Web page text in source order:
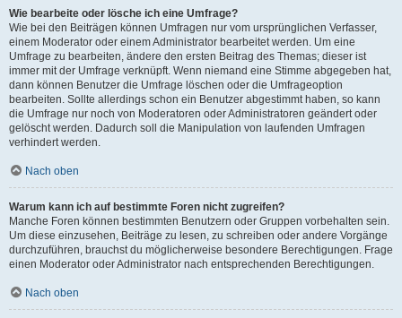
Wie bearbeite oder lösche ich eine Umfrage?
Wie bei den Beiträgen können Umfragen nur vom ursprünglichen Verfasser,
einem Moderator oder einem Administrator bearbeitet werden. Um eine
Umfrage zu bearbeiten, ändere den ersten Beitrag des Themas; dieser ist
immer mit der Umfrage verknüpft. Wenn niemand eine Stimme abgegeben hat,
dann können Benutzer die Umfrage löschen oder die Umfrageoption
bearbeiten. Sollte allerdings schon ein Benutzer abgestimmt haben, so kann
die Umfrage nur noch von Moderatoren oder Administratoren geändert oder
gelöscht werden. Dadurch soll die Manipulation von laufenden Umfragen
verhindert werden.
Nach oben
Warum kann ich auf bestimmte Foren nicht zugreifen?
Manche Foren können bestimmten Benutzern oder Gruppen vorbehalten sein.
Um diese einzusehen, Beiträge zu lesen, zu schreiben oder andere Vorgänge
durchzuführen, brauchst du möglicherweise besondere Berechtigungen. Frage
einen Moderator oder Administrator nach entsprechenden Berechtigungen.
Nach oben